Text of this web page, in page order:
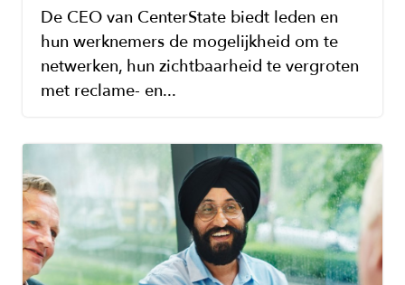
De CEO van CenterState biedt leden en
hun werknemers de mogelijkheid om te
netwerken, hun zichtbaarheid te vergroten
met reclame- en...
Image